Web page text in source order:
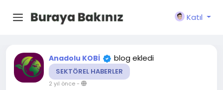
Katıl
Anadolu KOBİ blog ekledi
SEKTÖREL HABERLER
2 yıl önce-